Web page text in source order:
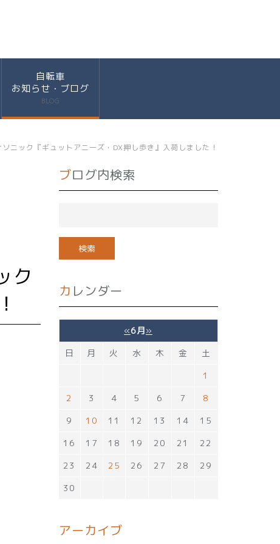
自転車
お知らせ・ブログ
BLOG
ニック『ギュットアニーズ・DX押し歩き』入荷しました！
ブログ内検索
カレンダー
«6月»
日
月 火 水 木 金
土
1
2
3 4 5 6 7
8
9
10 11 12 13 14
15
16
17 18 19 20 21
22
23
24 25 26 27 28
29
30
アーカイブ